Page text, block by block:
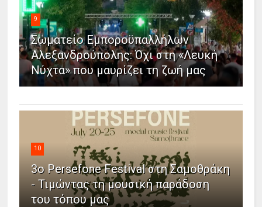
9
Σωματείο Εμποροϋπαλλήλων
Αλεξανδρούπολης: Όχι στη «Λευκή
Νύχτα» που μαυρίζει τη ζωή μας
10
3ο Persefone Festival στη Σαμοθράκη
- Τιμώντας τη μουσική παράδοση
του τόπου μας